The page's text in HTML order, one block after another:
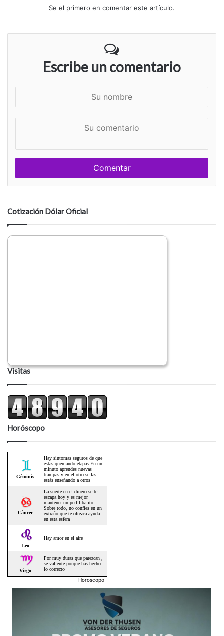
Se el primero en comentar este artículo.
Escribe un comentario
e
n
a
i
o
Cotización Dólar Oficial
Visitas
Horóscopo
Horoscopo